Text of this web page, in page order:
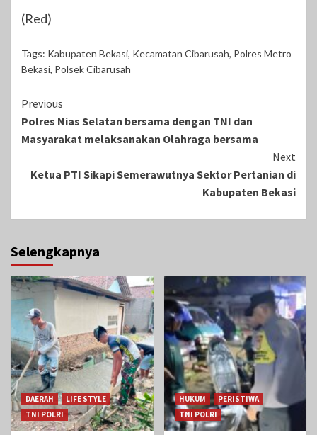
(Red)
Tags: Kabupaten Bekasi, Kecamatan Cibarusah, Polres Metro
Bekasi, Polsek Cibarusah
Continue
Reading
Previous
Polres Nias Selatan bersama dengan TNI dan
Masyarakat melaksanakan Olahraga bersama
Next
Ketua PTI Sikapi Semerawutnya Sektor Pertanian di
Kabupaten Bekasi
Selengkapnya
DAERAH
LIFE STYLE
TNI POLRI
HUKUM
PERISTIWA
TNI POLRI